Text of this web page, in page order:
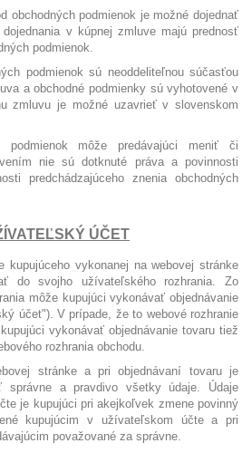
obchodných podmienok je možné dojednať
v kúpnej zmluve majú prednosť
podmienok.
podmienok sú neoddeliteľnou súčasťou
a obchodné podmienky sú vyhotovené v
zmluvu je možné uzavrieť v slovenskom
podmienok môže predávajúci meniť či
nie sú dotknuté práva a povinnosti
predchádzajúceho znenia obchodných
ÚČET
kupujúceho vykonanej na webovej stránke
do svojho užívateľského rozhrania. Zo
môže kupujúci vykonávať objednávanie
účet"). V prípade, že to webové rozhranie
vykonávať objednávanie tovaru tiež
rozhrania obchodu.
stránke a pri objednávaní tovaru je
správne a pravdivo všetky údaje. Údaje
je kupujúci pri akejkoľvek zmene povinný
kupujúcim v užívateľskom účte a pri
považované za správne.